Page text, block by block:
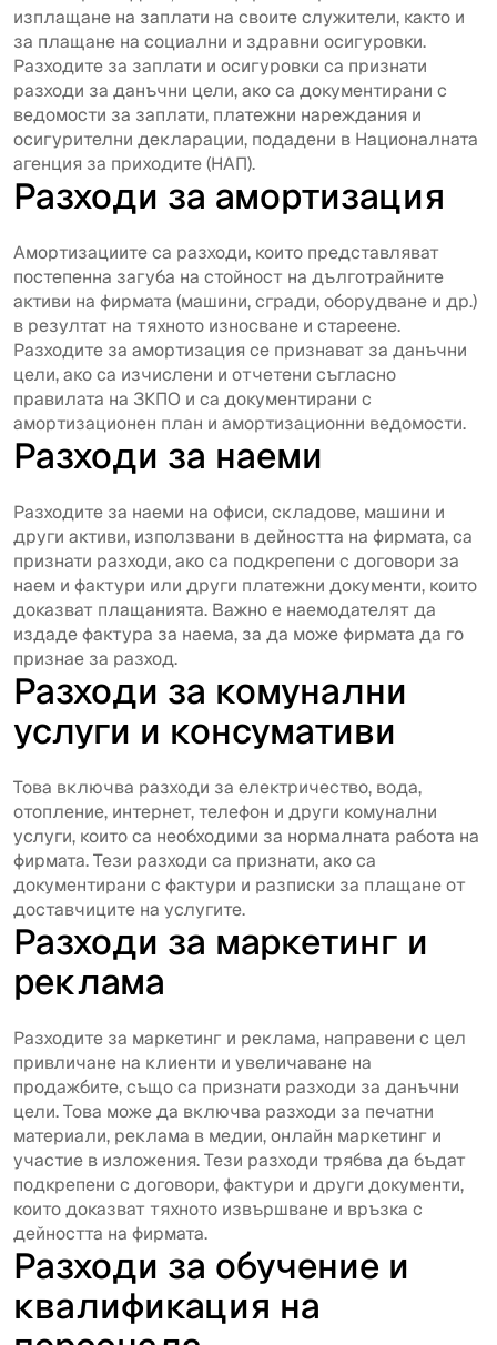
изплащане на заплати на своите служители, както и
за плащане на социални и здравни осигуровки.
Разходите за заплати и осигуровки са признати
разходи за данъчни цели, ако са документирани с
ведомости за заплати, платежни нареждания и
осигурителни декларации, подадени в Националната
агенция за приходите (НАП).
Разходи за амортизация
Амортизациите са разходи, които представляват
постепенна загуба на стойност на дълготрайните
активи на фирмата (машини, сгради, оборудване и др.)
в резултат на тяхното износване и стареене.
Разходите за амортизация се признават за данъчни
цели, ако са изчислени и отчетени съгласно
правилата на ЗКПО и са документирани с
амортизационен план и амортизационни ведомости.
Разходи за наеми
Разходите за наеми на офиси, складове, машини и
други активи, използвани в дейността на фирмата, са
признати разходи, ако са подкрепени с договори за
наем и фактури или други платежни документи, които
доказват плащанията. Важно е наемодателят да
издаде фактура за наема, за да може фирмата да го
признае за разход.
Разходи за комунални
услуги и консумативи
Това включва разходи за електричество, вода,
отопление, интернет, телефон и други комунални
услуги, които са необходими за нормалната работа на
фирмата. Тези разходи са признати, ако са
документирани с фактури и разписки за плащане от
доставчиците на услугите.
Разходи за маркетинг и
реклама
Разходите за маркетинг и реклама, направени с цел
привличане на клиенти и увеличаване на
продажбите, също са признати разходи за данъчни
цели. Това може да включва разходи за печатни
материали, реклама в медии, онлайн маркетинг и
участие в изложения. Тези разходи трябва да бъдат
подкрепени с договори, фактури и други документи,
които доказват тяхното извършване и връзка с
дейността на фирмата.
Разходи за обучение и
квалификация на